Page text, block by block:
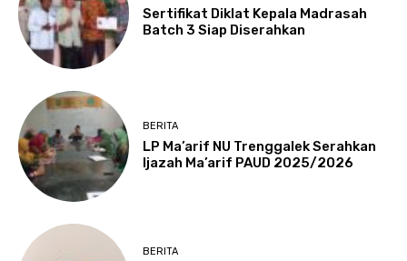
Sertifikat Diklat Kepala Madrasah
Batch 3 Siap Diserahkan
BERITA
LP Ma’arif NU Trenggalek Serahkan
Ijazah Ma’arif PAUD 2025/2026
BERITA